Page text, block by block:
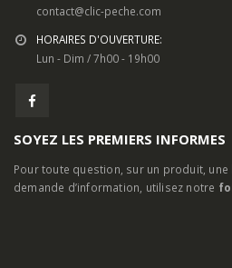
contact@clic-peche.com
HORAIRES D'OUVERTURE:
Lun - Dim / 7h00 - 19h00
SOYEZ LES PREMIERS INFORMES
Pour toute question, sur un produit,
demande d’information, utilisez notre